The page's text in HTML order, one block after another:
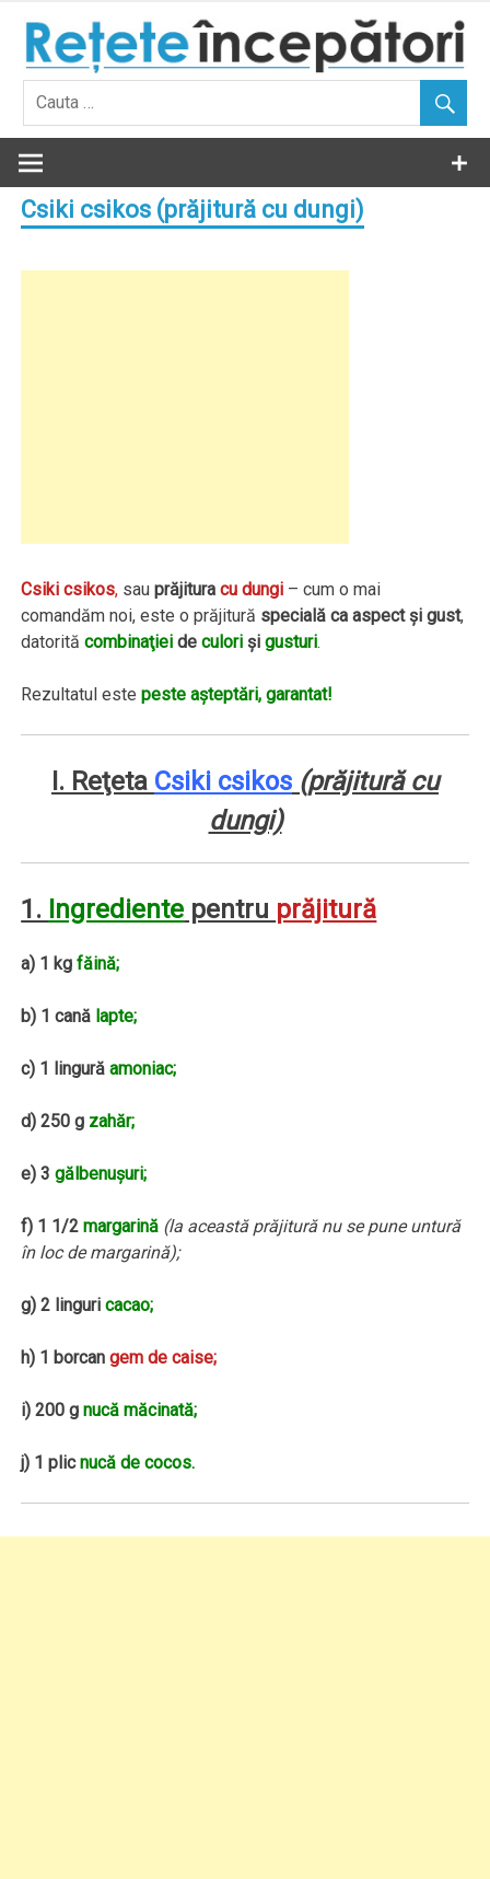
content
Csiki csikos (prăjitură cu dungi)
Csiki csikos, sauprăjituracu dungi – cum o mai
comandăm noi, este o prăjitură specială ca aspect şi gust,
datorităcombinaţiei deculori şigusturi.
Rezultatul estepeste aşteptări, garantat!
I. Reţeta Csiki csikos (prăjitură cu
dungi)
1. Ingrediente pentru prăjitură
a) 1 kgfăină;
b) 1 cană lapte;
c) 1 lingurăamoniac;
d) 250 g zahăr;
e) 3gălbenuşuri;
f) 1 1/2margarină (la această prăjitură nu se pune untură
în loc de margarină);
g) 2 linguricacao;
h) 1 borcangem de caise;
i) 200 gnucă măcinată;
j) 1 plicnucă de cocos.